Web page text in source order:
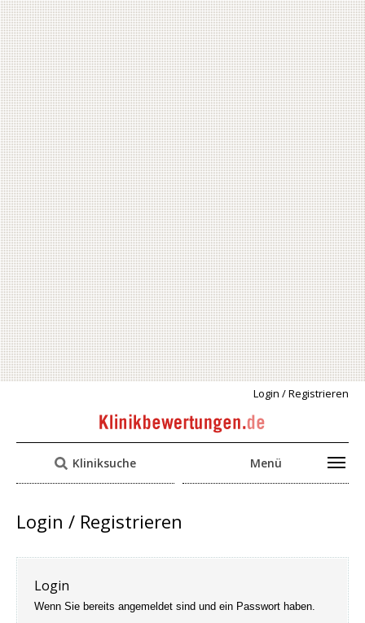
Login / Registrieren
Kliniksuche Menü
Login / Registrieren
Login
Wenn Sie bereits angemeldet sind und ein Passwort haben.